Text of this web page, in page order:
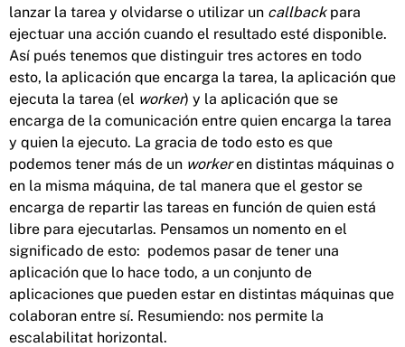
lanzar la tarea y olvidarse o utilizar un callbackpara
ejectuar una acción cuando el resultado esté disponible.
Así pués tenemos que distinguir tres actores en todo
esto, la aplicación que encarga la tarea, la aplicación que
ejecuta la tarea (el worker) y la aplicación que se
encarga de la comunicación entre quien encarga la tarea
y quien la ejecuto. La gracia de todo esto es que
podemos tener más de un workeren distintas máquinas o
en la misma máquina, de tal manera que el gestor se
encarga de repartir las tareas en función de quien está
libre para ejecutarlas. Pensamos un nomento en el
significado de esto: podemos pasar de tener una
aplicación que lo hace todo, a un conjunto de
aplicaciones que pueden estar en distintas máquinas que
colaboran entre sí. Resumiendo: nos permite la
escalabilitat horizontal.